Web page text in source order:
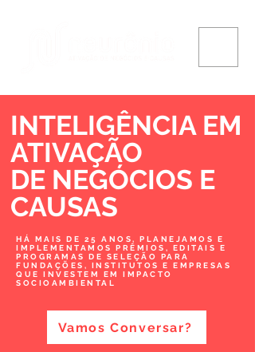
INTELIGÊNCIA EM
ATIVAÇÃO
DE NEGÓCIOS E
CAUSAS
HÁ MAIS DE 25 ANOS, PLANEJAMOS E
IMPLEMENTAMOS PRÊMIOS, EDITAIS E
PROGRAMAS DE SELEÇÃO PARA
FUNDAÇÕES, INSTITUTOS E EMPRESAS
QUE INVESTEM EM IMPACTO
SOCIOAMBIENTAL
Vamos Conversar?